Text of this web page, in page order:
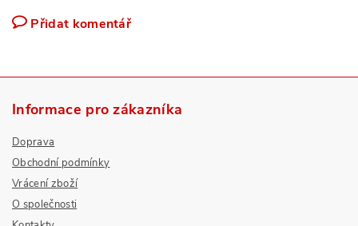
Přidat komentář
Informace pro zákazníka
Doprava
Obchodní podmínky
Vrácení zboží
O společnosti